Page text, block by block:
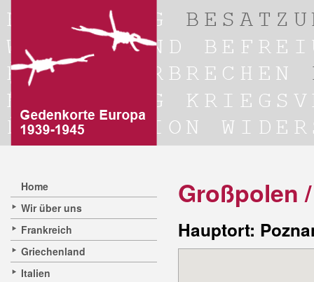
Home
Wir über uns
Frankreich
Griechenland
Italien
Großpolen
Hauptort: